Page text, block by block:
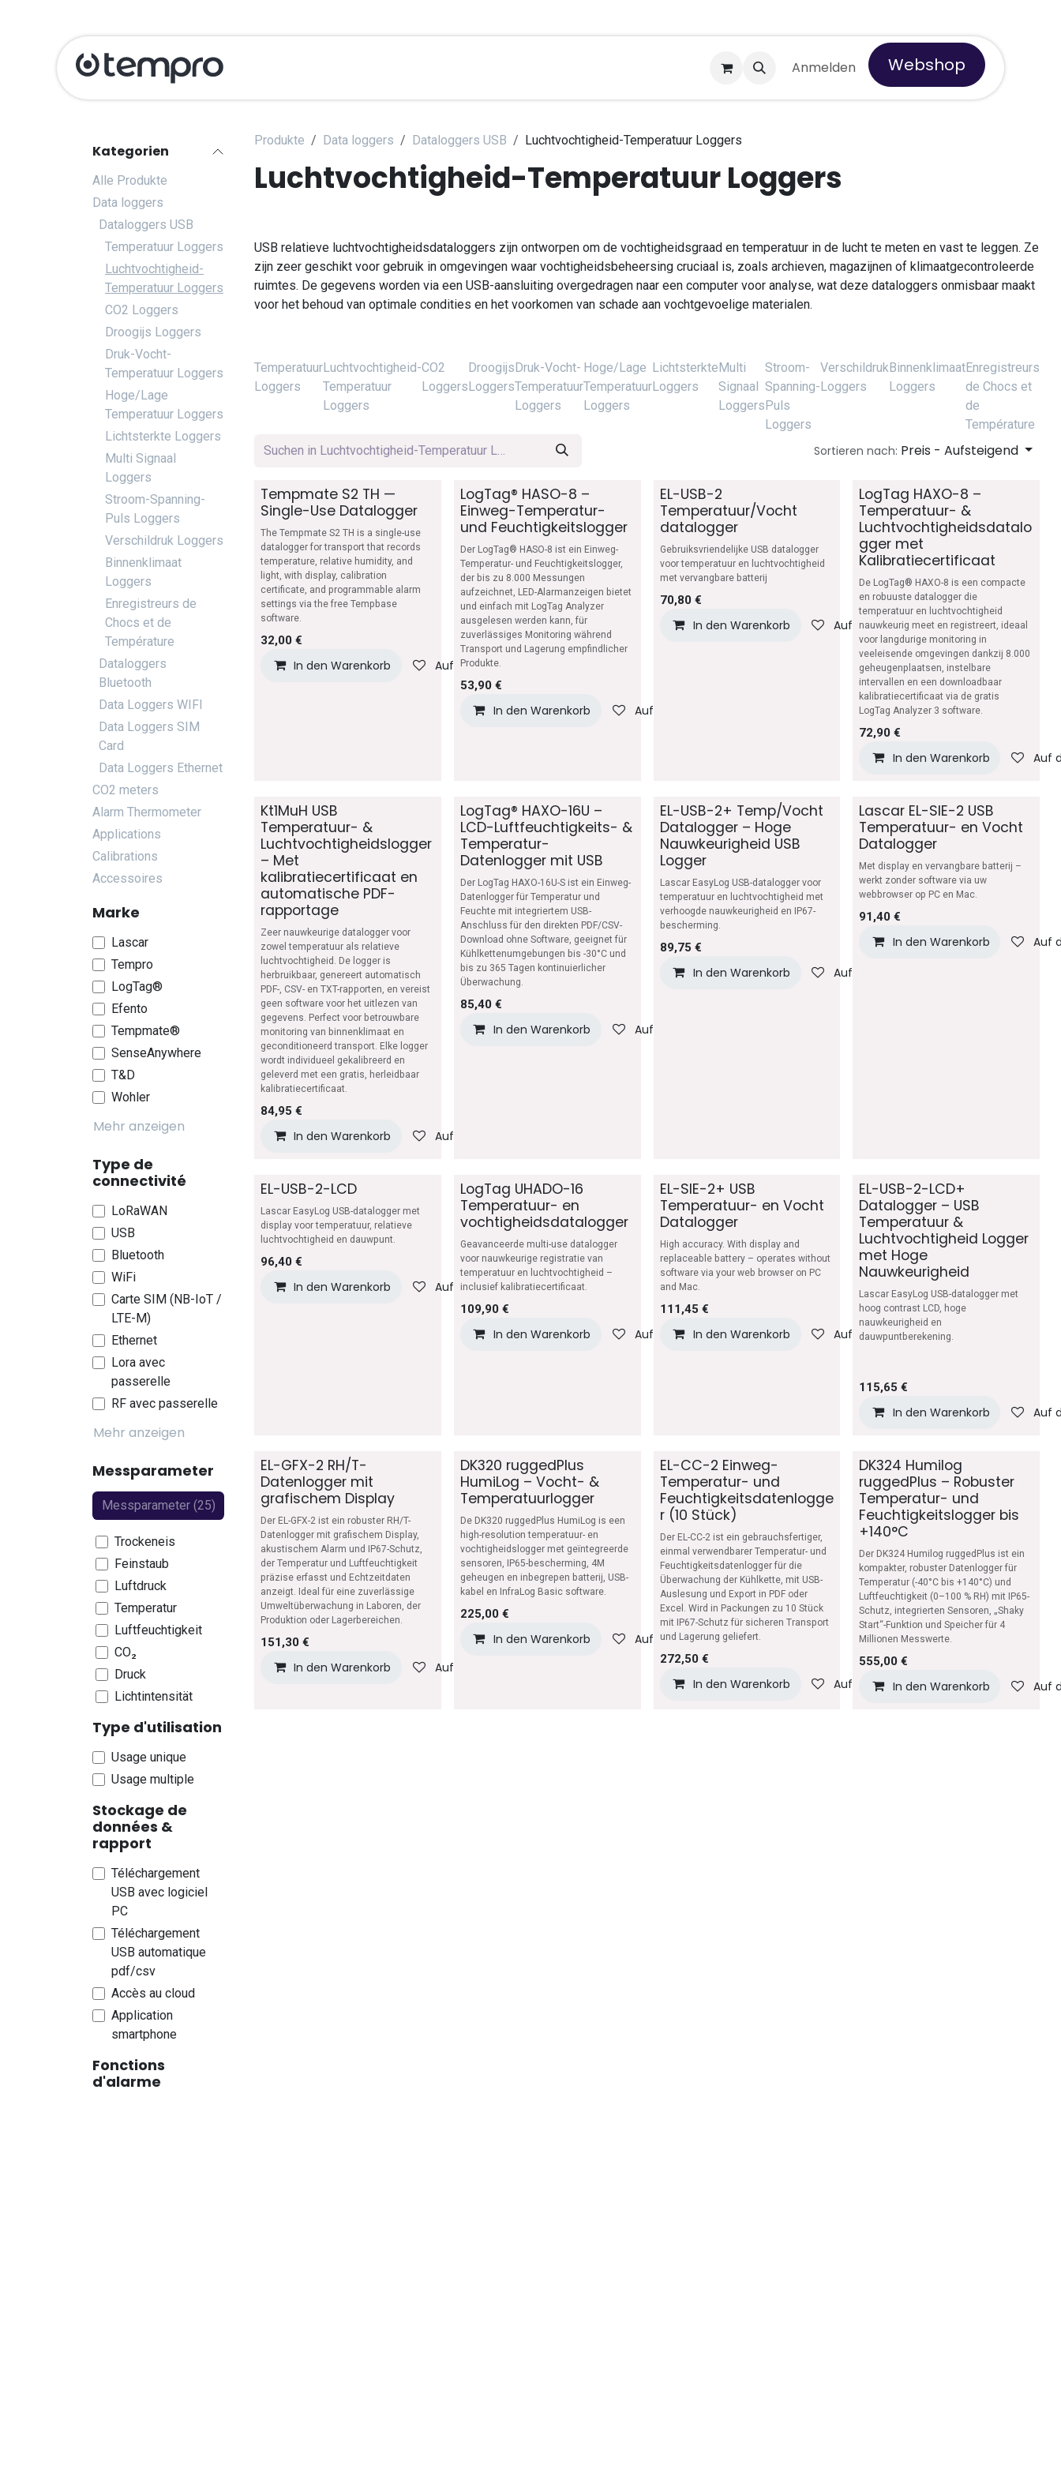
Zum Inhalt springen
Über Tempro Anmelden Webshop
Kategorien
Alle Produkte
Data loggers
Dataloggers USB
Temperatuur Loggers
Luchtvochtigheid-
Temperatuur Loggers
CO2 Loggers
Droogijs Loggers
Druk-Vocht-
Temperatuur Loggers
Hoge/Lage
Temperatuur Loggers
Lichtsterkte Loggers
Multi Signaal
Loggers
Stroom-Spanning-
Puls Loggers
Verschildruk Loggers
Binnenklimaat
Loggers
Enregistreurs de
Chocs et de
Température
Dataloggers
Bluetooth
Data Loggers WIFI
Data Loggers SIM
Card
Data Loggers Ethernet
CO2 meters
Alarm Thermometer
Applications
Calibrations
Accessoires
Marke
Lascar
Tempro
LogTag®
Efento
Tempmate®
SenseAnywhere
T&D
Wohler
Mehr anzeigen
Type de
connectivité
LoRaWAN
USB
Bluetooth
WiFi
Carte SIM (NB-IoT /
LTE-M)
Ethernet
Lora avec
passerelle
RF avec passerelle
Mehr anzeigen
Messparameter
Trockeneis
Feinstaub
Luftdruck
Temperatur
Luftfeuchtigkeit
CO₂
Druck
Lichtintensität
Differenzdruck
Wasserleck
Erschütterungen
Spannung
Stromstärke
Impulse
Standort
Kontakt
Bodenfeuchtigkeit
Offen/Geschlossen
I/O
Basse température
Niveau d'eau
Type d'utilisation
Usage unique
Usage multiple
Stockage de
données &
rapport
Téléchargement
USB avec logiciel
PC
Téléchargement
USB automatique
pdf/csv
Accès au cloud
Application
smartphone
Fonctions
d'alarme
Produkte Data loggers Dataloggers USB Luchtvochtigheid-Temperatuur Loggers
Luchtvochtigheid-Temperatuur Loggers
​USB relatieve luchtvochtigheidsdataloggers zijn ontworpen om de vochtigheidsgraad en temperatuur in de lucht te meten en vast te leggen. Ze
zijn zeer geschikt voor gebruik in omgevingen waar vochtigheidsbeheersing cruciaal is, zoals archieven, magazijnen of klimaatgecontroleerde
ruimtes. De gegevens worden via een USB-aansluiting overgedragen naar een computer voor analyse, wat deze dataloggers onmisbaar maakt
voor het behoud van optimale condities en het voorkomen van schade aan vochtgevoelige materialen.
Temperatuur
Loggers
Luchtvochtigheid-
Temperatuur
Loggers
CO2
Loggers
Droogijs
Loggers
Druk-Vocht-
Temperatuur
Loggers
Hoge/Lage
Temperatuur
Loggers
Lichtsterkte
Loggers
Multi
Signaal
Loggers
Stroom-
Spanning-
Puls
Loggers
Verschildruk
Loggers
Binnenklimaat
Loggers
Enregistreurs
de Chocs et
de
Température
Sortieren nach: Preis - Aufsteigend
Tempmate S2 TH —
Single-Use Datalogger
The Tempmate S2 TH is a single-use
datalogger for transport that records
temperature, relative humidity, and
light, with display, calibration
certificate, and programmable alarm
settings via the free Tempbase
software.
32,00 €
In den Warenkorb Auf die Wunschliste
LogTag® HASO-8 –
Einweg-Temperatur-
und Feuchtigkeitslogger
Der LogTag® HASO-8 ist ein Einweg-
Temperatur- und Feuchtigkeitslogger,
der bis zu 8.000 Messungen
aufzeichnet, LED-Alarmanzeigen bietet
und einfach mit LogTag Analyzer
ausgelesen werden kann, für
zuverlässiges Monitoring während
Transport und Lagerung empfindlicher
Produkte.
53,90€
In den Warenkorb Auf die Wunschliste
EL-USB-2
Temperatuur/Vocht
datalogger
Gebruiksvriendelijke USB datalogger
voor temperatuur en luchtvochtigheid
met vervangbare batterij
70,80€
In den Warenkorb Auf die Wunschliste
LogTag HAXO-8 –
Temperatuur- &
Luchtvochtigheidsdatalo
gger met
Kalibratiecertificaat
De LogTag® HAXO-8 is een compacte
en robuuste datalogger die
temperatuur en luchtvochtigheid
nauwkeurig meet en registreert, ideaal
voor langdurige monitoring in
veeleisende omgevingen dankzij 8.000
geheugenplaatsen, instelbare
intervallen en een downloadbaar
kalibratiecertificaat via de gratis
LogTag Analyzer 3 software.
72,90 €
In den Warenkorb Auf
Kt1MuH USB
Temperatuur- &
Luchtvochtigheidslogger
– Met
kalibratiecertificaat en
automatische PDF-
rapportage
Zeer nauwkeurige datalogger voor
zowel temperatuur als relatieve
luchtvochtigheid. De logger is
herbruikbaar, genereert automatisch
PDF-, CSV- en TXT-rapporten, en vereist
geen software voor het uitlezen van
gegevens. Perfect voor betrouwbare
monitoring van binnenklimaat en
geconditioneerd transport. Elke logger
wordt individueel gekalibreerd en
geleverd met een gratis, herleidbaar
kalibratiecertificaat.
84,95 €
In den Warenkorb Auf die Wunschliste
LogTag® HAXO-16U –
LCD-Luftfeuchtigkeits- &
Temperatur-
Datenlogger mit USB
Der LogTag HAXO-16U-S ist ein Einweg-
Datenlogger für Temperatur und
Feuchte mit integriertem USB-
Anschluss für den direkten PDF/CSV-
Download ohne Software, geeignet für
Kühlkettenumgebungen bis -30°C und
bis zu 365 Tagen kontinuierlicher
Überwachung.
85,40€
In den Warenkorb Auf die Wunschliste
EL-USB-2+ Temp/Vocht
Datalogger – Hoge
Nauwkeurigheid USB
Logger
Lascar EasyLog USB-datalogger voor
temperatuur en luchtvochtigheid met
verhoogde nauwkeurigheid en IP67-
bescherming.
89,75 €
In den Warenkorb Auf die Wunschliste
Lascar EL-SIE-2 USB
Temperatuur- en Vocht
Datalogger
Met display en vervangbare batterij –
werkt zonder software via uw
webbrowser op PC en Mac.
91,40 €
In den Warenkorb Auf
EL-USB-2-LCD
Lascar EasyLog USB-datalogger met
display voor temperatuur, relatieve
luchtvochtigheid en dauwpunt.
96,40 €
In den Warenkorb Auf die Wunschliste
LogTag UHADO-16
Temperatuur- en
vochtigheidsdatalogger
Geavanceerde multi-use datalogger
voor nauwkeurige registratie van
temperatuur en luchtvochtigheid –
inclusief kalibratiecertificaat.
109,90€
In den Warenkorb Auf die Wunschliste
EL-SIE-2+ USB
Temperatuur- en Vocht
Datalogger
High accuracy. With display and
replaceable battery – operates without
software via your web browser on PC
and Mac.
111,45 €
In den Warenkorb Auf die Wunschliste
EL-USB-2-LCD+
Datalogger – USB
Temperatuur &
Luchtvochtigheid Logger
met Hoge
Nauwkeurigheid
Lascar EasyLog USB-datalogger met
hoog contrast LCD, hoge
nauwkeurigheid en
dauwpuntberekening.
115,65 €
In den Warenkorb Auf
EL-GFX-2 RH/T-
Datenlogger mit
grafischem Display
Der EL-GFX-2 ist ein robuster RH/T-
Datenlogger mit grafischem Display,
akustischem Alarm und IP67-Schutz,
der Temperatur und Luftfeuchtigkeit
präzise erfasst und Echtzeitdaten
anzeigt. Ideal für eine zuverlässige
Umweltüberwachung in Laboren, der
Produktion oder Lagerbereichen.
151,30 €
In den Warenkorb Auf die Wunschliste
DK320 ruggedPlus
HumiLog – Vocht- &
Temperatuurlogger
De DK320 ruggedPlus HumiLog is een
high-resolution temperatuur- en
vochtigheidslogger met geïntegreerde
sensoren, IP65-bescherming, 4M
geheugen en inbegrepen batterij, USB-
kabel en InfraLog Basic software.
225,00€
In den Warenkorb Auf die Wunschliste
EL-CC-2 Einweg-
Temperatur- und
Feuchtigkeitsdatenlogge
r (10 Stück)
Der EL-CC-2 ist ein gebrauchsfertiger,
einmal verwendbarer Temperatur- und
Feuchtigkeitsdatenlogger für die
Überwachung der Kühlkette, mit USB-
Auslesung und Export in PDF oder
Excel. Wird in Packungen zu 10 Stück
mit IP67-Schutz für sicheren Transport
und Lagerung geliefert.
272,50€
In den Warenkorb Auf die Wunschliste
DK324 Humilog
ruggedPlus – Robuster
Temperatur- und
Feuchtigkeitslogger bis
+140°C
Der DK324 Humilog ruggedPlus ist ein
kompakter, robuster Datenlogger für
Temperatur (-40°C bis +140°C) und
Luftfeuchtigkeit (0–100 % RH) mit IP65-
Schutz, integrierten Sensoren, „Shaky
Start“-Funktion und Speicher für 4
Millionen Messwerte.
555,00 €
In den Warenkorb Auf